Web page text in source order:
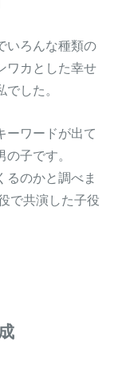
いろんな種類の
ワカとした幸せ
した。
ーワードが出て
子です。
るのかと調べま
で共演した子役